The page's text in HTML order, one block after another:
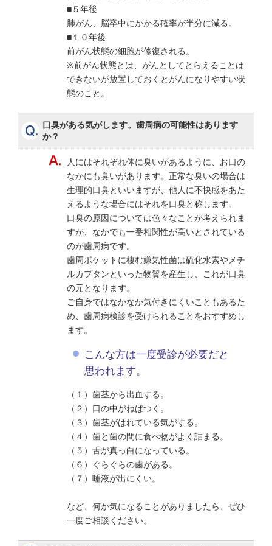
■５年後
肺がん、脳卒中にかかる確率が半分に減る。
■１０年後
前がん状態の細胞が修復される。
※前がん状態とは、がんとしてとらえることは
できないが放置しておくとがんになりやすい状
態のこと。
口臭がある気がします。歯周病の可能性はあります
か？
人にはそれぞれ体に臭いがあるように、お口の
なかにも臭いがあります。正常な臭いの場合は
生理的口臭といいますが、他人に不快感をあた
えるような場合にはそれを口臭と称します。
口臭の原因については色々なことが考えられま
すが、なかでも一番相関性が高いとされている
のが歯周病です。
歯周ポケットに棲む嫌気性菌は硫化水素やメチ
ルカプタンといった物質を産生し、これが口臭
の元となります。
ご自身ではなかなか気付きにくいこともあるた
め、歯周病検診を受けられることをおすすめし
ます。
こんな方は一度受診が必要だと
思われます。
（１）歯茎から出血する。
（２）口の中がねばつく。
（３）歯茎がはれている気がする。
（４）歯と歯の間に食べ物がよく詰まる。
（５）舌が真っ白になっている。
（６）ぐらぐらの歯がある。
（７）唾液が出にくい。
など、何か気になることがありましたら、ぜひ
一度ご相談ください。